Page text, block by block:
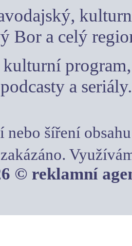
Bor a celý
a seriály.
nebo šíření
© reklamní